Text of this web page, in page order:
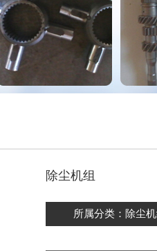
除尘机组
所属分类： 除尘